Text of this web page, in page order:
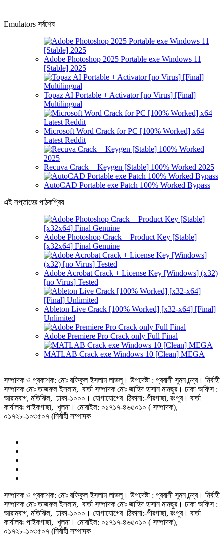
Emulators সর্বশেষ
Adobe Photoshop 2025 Portable exe Windows 11
[Stable] 2025
Topaz AI Portable + Activator [no Virus] [Final]
Multilingual
Microsoft Word Crack for PC [100% Worked] x64
Latest Reddit
Recuva Crack + Keygen [Stable] 100% Worked 2025
AutoCAD Portable exe Patch 100% Worked Bypass
এই সপ্তাহের পাঠকপ্রিয়
Adobe Photoshop Crack + Product Key [Stable]
[x32x64] Final Genuine
Adobe Acrobat Crack + License Key [Windows] (x32)
[no Virus] Tested
Ableton Live Crack [100% Worked] [x32-x64] [Final]
Unlimited
Adobe Premiere Pro Crack only Full Final
MATLAB Crack exe Windows 10 [Clean] MEGA
সম্পাদক ও প্রকাশক: মোঃ রফিকুল ইসলাম লাভলু। উপদেষ্টা : প্রবাসী সুমন চন্দ্র। নির্বাহী
সম্পাদক মোঃ তাজরুল‌‌ ইসলাম, বার্তা সম্পাদক মোঃ জাহিদ হাসান মানছুর। ঢাকা অফিস :
আরামবাগ, মতিঝিল, ঢাকা-১০০০। যোগাযোগের ঠিকানা:-পীরগাছা‌, রংপুর। বার্তা
কার্যালয়ঃ পাইকগাছা, খুলনা। মোবাইল: ০১৭১৭-৪৬৫০১০ ( সম্পাদক),
০১৭২৮-১০৩৫০৭ (নির্বাহী সম্পাদক
সম্পাদক ও প্রকাশক: মোঃ রফিকুল ইসলাম লাভলু। উপদেষ্টা : প্রবাসী সুমন চন্দ্র। নির্বাহী
সম্পাদক মোঃ তাজরুল‌‌ ইসলাম, বার্তা সম্পাদক মোঃ জাহিদ হাসান মানছুর। ঢাকা অফিস :
আরামবাগ, মতিঝিল, ঢাকা-১০০০। যোগাযোগের ঠিকানা:-পীরগাছা‌, রংপুর। বার্তা
কার্যালয়ঃ পাইকগাছা, খুলনা। মোবাইল: ০১৭১৭-৪৬৫০১০ ( সম্পাদক),
০১৭২৮-১০৩৫০৭ (নির্বাহী সম্পাদক